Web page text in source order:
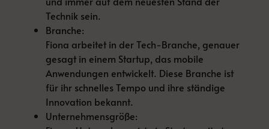
Technik sein.
Branche:
Fiona arbeitet in der Tech-Branche, genauer
gesagt in einem Startup, das mobile
Anwendungen entwickelt. Diese Branche ist
für ihr schnelles Tempo und ihre ständige
Innovation bekannt.
Unternehmensgröße: